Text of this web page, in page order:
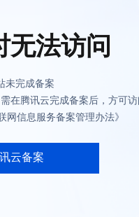
无法访问
未完成备案
在腾讯云完成备案后，方可
网信息服务备案管理办法》
云备案